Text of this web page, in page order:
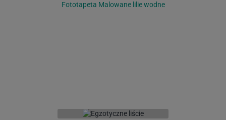
Fototapeta Malowane lilie wodne